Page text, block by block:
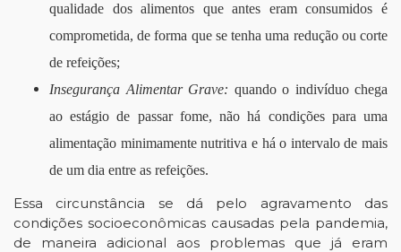
qualidade dos alimentos que antes eram consumidos é
comprometida, de forma que se tenha uma redução ou corte
de refeições;
Insegurança Alimentar Grave: quando o indivíduo chega
ao estágio de passar fome, não há condições para uma
alimentação minimamente nutritiva e há o intervalo de mais
de um dia entre as refeições.
Essa circunstância se dá pelo agravamento das
condições socioeconômicas causadas pela pandemia,
de maneira adicional aos problemas que já eram